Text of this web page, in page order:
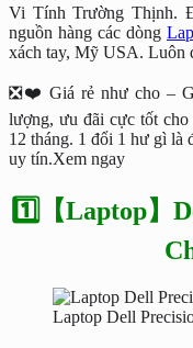
Vi Tính Trường Thịnh.
nguồn hàng các dòng
xách tay, Mỹ USA. Luôn
❎❤️ Giá rẻ như cho –
lượng, ưu đãi cực tốt cho
12 tháng. 1 đổi 1 hư gì là
uy tín.Xem ngay
1️⃣【Laptop】
Laptop Dell